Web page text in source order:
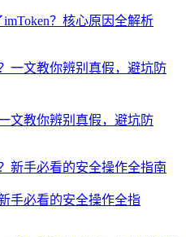
？核心原因全解析
文教你辨别真假，避坑防
手必看的安全操作全指